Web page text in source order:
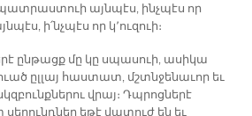
պատրաստուի այնպէս, ինչպէս որ
ի՛նչպէս որ կ՚ուզուի։
ընթացք մը կը սպասուի, ասիկա
ըլլայ հաստատ, մշտնջենաւոր եւ
վրայ։ Դպրոցներէ
եթէ վատուժ են եւ